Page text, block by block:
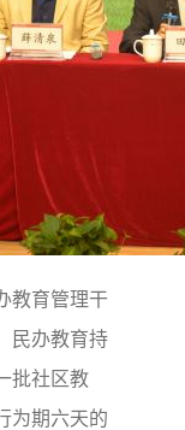
教育管理干
民办教育持
批社区教
为期六天的